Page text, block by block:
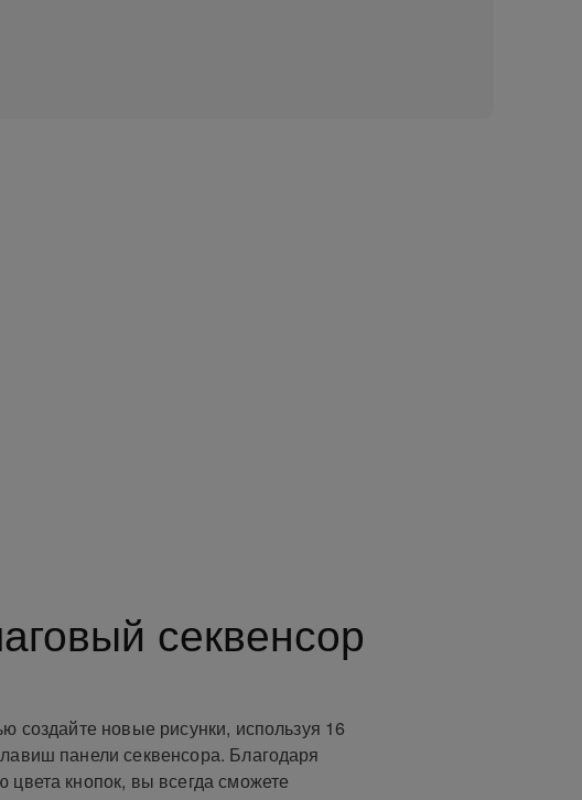
секвенсор
создайте новые рисунки, используя 16
панели секвенсора. Благодаря
цвета кнопок, вы всегда сможете